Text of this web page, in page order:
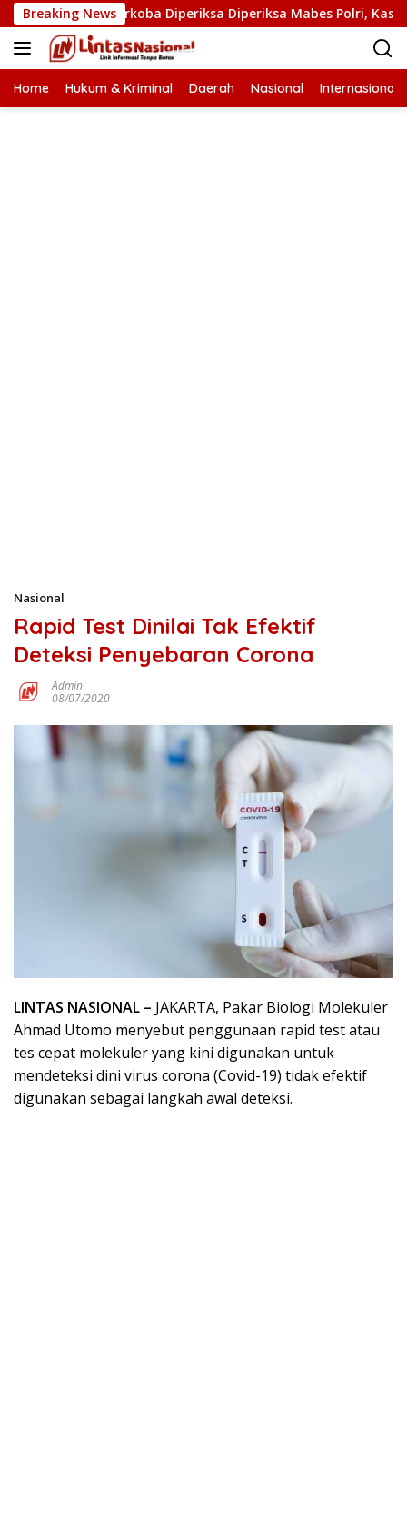
Langsung
ke
konten
Breaking News
Kasat Narkoba Diperiksa Diperiksa Mabes Polri, Kasus Apa?
Home Hukum & Kriminal Daerah Nasional Internasional
Nasional
Rapid Test Dinilai Tak Efektif
Deteksi Penyebaran Corona
Admin
08/07/2020
LINTAS NASIONAL – JAKARTA, Pakar Biologi Molekuler
Ahmad Utomo menyebut penggunaan rapid test atau
tes cepat molekuler yang kini digunakan untuk
mendeteksi dini virus corona (Covid-19) tidak efektif
digunakan sebagai langkah awal deteksi.